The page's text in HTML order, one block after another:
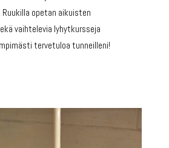
opetan aikuisten
vaihtelevia lyhytkursseja
tervetuloa tunneilleni!